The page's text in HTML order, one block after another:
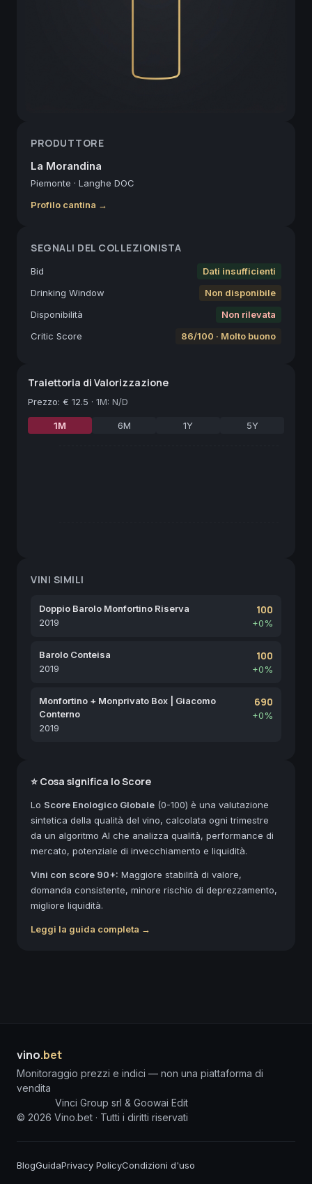
PRODUTTORE
La Morandina
Piemonte · Langhe DOC
Profilo cantina →
SEGNALI DEL COLLEZIONISTA
Bid
Dati insufficienti
Drinking Window
Non disponibile
Disponibilità
Non rilevata
Critic Score
86/100 · Molto buono
Traiettoria di Valorizzazione
Prezzo: € 12.5 · 1M: N/D
1M 6M 1Y 5Y
VINI SIMILI
Doppio Barolo Monfortino Riserva
2019
100
+0%
Barolo Conteisa
2019
100
+0%
Monfortino + Monprivato Box | Giacomo
Conterno
2019
690
+0%
⭐ Cosa significa lo Score
Lo Score Enologico Globale (0-100) è una valutazione
sintetica della qualità del vino, calcolata ogni trimestre
da un algoritmo AI che analizza qualità, performance di
mercato, potenziale di invecchiamento e liquidità.
Vini con score 90+: Maggiore stabilità di valore,
domanda consistente, minore rischio di deprezzamento,
migliore liquidità.
Leggi la guida completa →
vino.bet
Monitoraggio prezzi e indici — non una piattaforma di
vendita
Vinci Group srl & Goowai Edit
© 2026 Vino.bet · Tutti i diritti riservati
BlogGuidaPrivacy PolicyCondizioni d'uso